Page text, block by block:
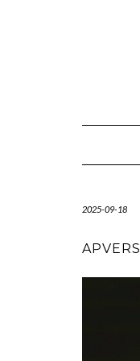
2025-09-18